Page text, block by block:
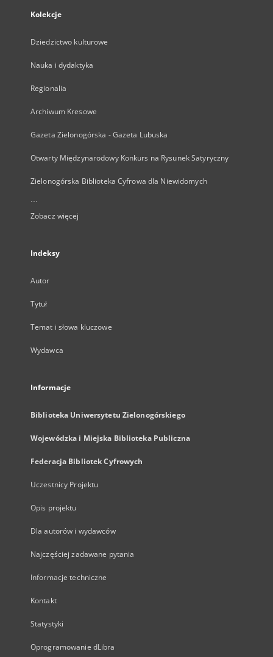
Kolekcje
Dziedzictwo kulturowe
Nauka i dydaktyka
Regionalia
Archiwum Kresowe
Gazeta Zielonogórska - Gazeta Lubuska
Otwarty Międzynarodowy Konkurs na Rysunek Satyryczny
Zielonogórska Biblioteka Cyfrowa dla Niewidomych
...
Zobacz więcej
Indeksy
Autor
Tytuł
Temat i słowa kluczowe
Wydawca
Informacje
Biblioteka Uniwersytetu Zielonogórskiego
Wojewódzka i Miejska Biblioteka Publiczna
Federacja Bibliotek Cyfrowych
Uczestnicy Projektu
Opis projektu
Dla autorów i wydawców
Najczęściej zadawane pytania
Informacje techniczne
Kontakt
Statystyki
Oprogramowanie dLibra